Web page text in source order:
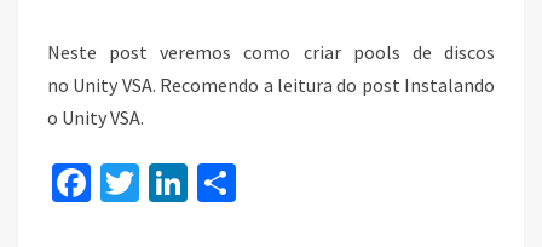
Neste post veremos como criar pools de discos
no Unity VSA. Recomendo a leitura do post Instalando
o Unity VSA.
Fa T
Li